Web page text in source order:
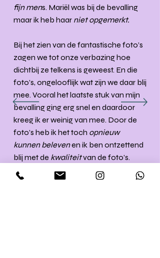
fijn mens. Mariël was bij de bevalling
maar ik heb haar niet opgemerkt.
Bij het zien van de fantastische foto’s
zagen we tot onze verbazing hoe
dichtbij ze telkens is geweest. En die
foto’s, ongelooflijk wat zijn we daar blij
mee. Vooral het laatste stuk van mijn
bevalling ging erg snel en daardoor
kreeg ik er weinig van mee. Door de
foto’s heb ik het toch opnieuw
kunnen belevenen ik ben ontzettend
blij met de kwaliteitvan de foto’s.
Hoewel je misschien verwacht dat je
beelden ontvangt welke je liever niet